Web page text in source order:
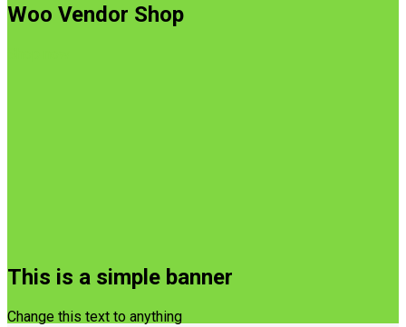
Woo Vendor Shop
This is a simple banner
Change this text to anything